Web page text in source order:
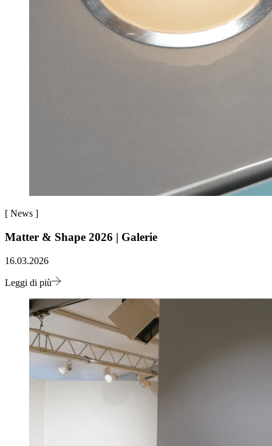
[ News ]
Matter & Shape 2026 | Galerie
16.03.2026
Leggi di più